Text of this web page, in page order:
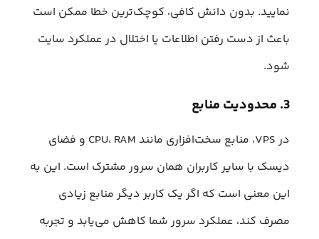
نمایید. بدون دانش کافی، کوچک‌ترین خطا ممکن است
باعث از دست رفتن اطلاعات یا اختلال در عملکرد سایت
شود.
3. محدودیت منابع
در VPS، منابع سخت‌افزاری مانند CPU، RAM و فضای
دیسک با سایر کاربران همان سرور مشترک است. این به
این معنی است که اگر یک کاربر دیگر منابع زیادی
مصرف کند، عملکرد سرور شما کاهش می‌یابد و تجربه